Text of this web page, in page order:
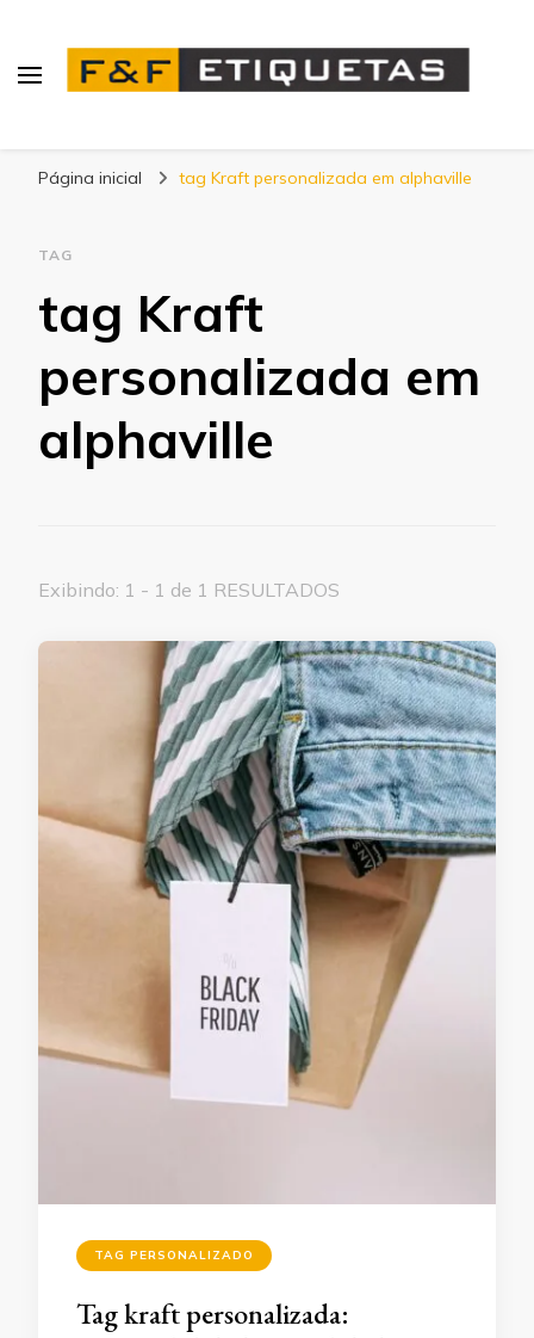
Página inicial tag Kraft personalizada em alphaville
TAG
tag Kraft
personalizada em
alphaville
Exibindo: 1 - 1 de 1 RESULTADOS
TAG PERSONALIZADO
Tag kraft personalizada: